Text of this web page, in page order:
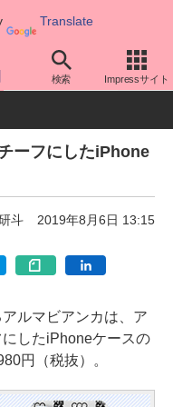
Translate
検索 Impressサイト
スマホケース
ーフにしたiPhone
斗 2019年8月6日 13:15
ルマビアンカは、ア
したiPhoneケースの
円（税抜）。